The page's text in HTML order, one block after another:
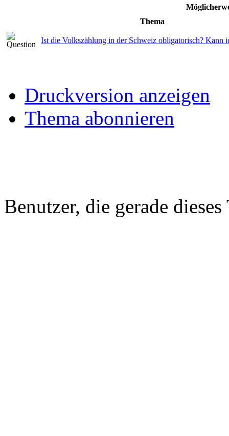
Thema
Ist die Volkszählung in der Schweiz obligatorisch? Kann
Druckversion anzeigen
Thema abonnieren
Benutzer, die gerade